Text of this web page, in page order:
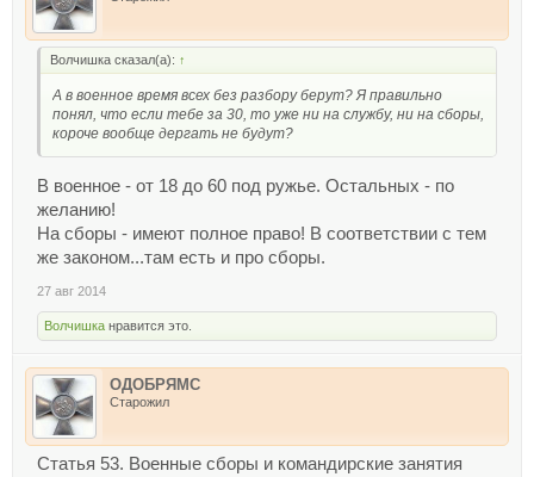
Волчишка сказал(а): ↑
А в военное время всех без разбору берут? Я правильно
понял, что если тебе за 30, то уже ни на службу, ни на сборы,
короче вообще дергать не будут?
В военное - от 18 до 60 под ружье. Остальных - по
желанию!
На сборы - имеют полное право! В соответствии с тем
же законом...там есть и про сборы.
27 авг 2014
Волчишка нравится это.
ОДОБРЯМС
Старожил
Статья 53. Военные сборы и командирские занятия